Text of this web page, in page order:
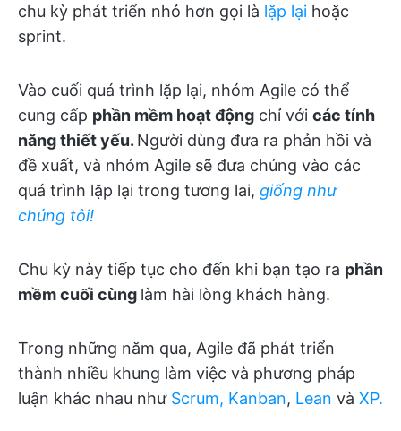
chu kỳ phát triển nhỏ hơn gọi là lặp lại hoặc
sprint.
Vào cuối quá trình lặp lại, nhóm Agile có thể
cung cấp phần mềm hoạt động chỉ với các tính
năng thiết yếu. Người dùng đưa ra phản hồi và
đề xuất, và nhóm Agile sẽ đưa chúng vào các
quá trình lặp lại trong tương lai, giống như
chúng tôi!
Chu kỳ này tiếp tục cho đến khi bạn tạo ra phần
mềm cuối cùng làm hài lòng khách hàng.
Trong những năm qua, Agile đã phát triển
thành nhiều khung làm việc và phương pháp
luận khác nhau như Scrum, Kanban, Lean và XP.